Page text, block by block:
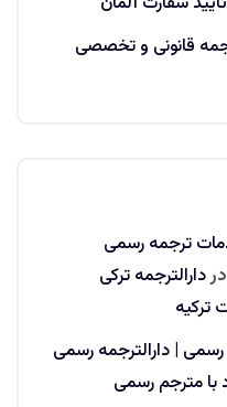
قانونی و تخصصی
ترجمه رسمی
دردارالترجمه ترکی
ترکیه
رسمی | دارالترجمه رسمی
با مترجم رسمی